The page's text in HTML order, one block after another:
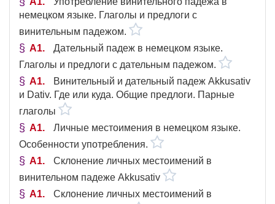
немецком языке. Глаголы и предлоги с
винительным падежом.
A1
Дательный падеж в немецком языке.
Глаголы и предлоги с дательным падежом.
A1
Винительный и дательный падеж Akkusativ
и Dativ. Где или куда. Общие предлоги. Парные
глаголы
A1
Личные местоимения в немецком языке.
Особенности употребления.
A1
Склонение личных местоимений в
винительном падеже Akkusativ
A1
Склонение личных местоимений в